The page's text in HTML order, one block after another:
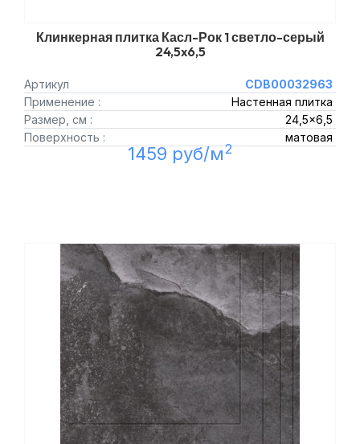
Клинкерная плитка Касл-Рок 1 светло-серый
24,5x6,5
Артикул
CDB00032963
Применение :
Настенная плитка
Размер, см :
24,5x6,5
Поверхность :
матовая
1459 руб/м2